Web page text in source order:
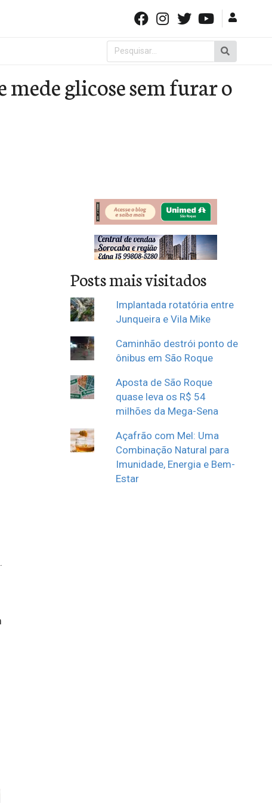
Pesquisar
por:
glicose sem furar o
Posts mais visitados
Implantada rotatória entre
Junqueira e Vila Mike
Caminhão destrói ponto de
ônibus em São Roque
Aposta de São Roque
quase leva os R$ 54
milhões da Mega-Sena
Açafrão com Mel: Uma
Combinação Natural para
Imunidade, Energia e Bem-
Estar